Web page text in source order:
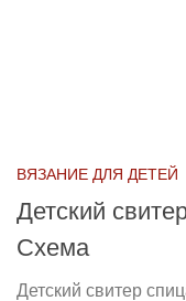
ВЯЗАНИЕ ДЛЯ ДЕТЕЙ
Детский
Схема
Детский свитер